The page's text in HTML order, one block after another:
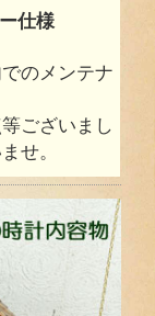
仕様
のメンテナ
ございまし
せ。